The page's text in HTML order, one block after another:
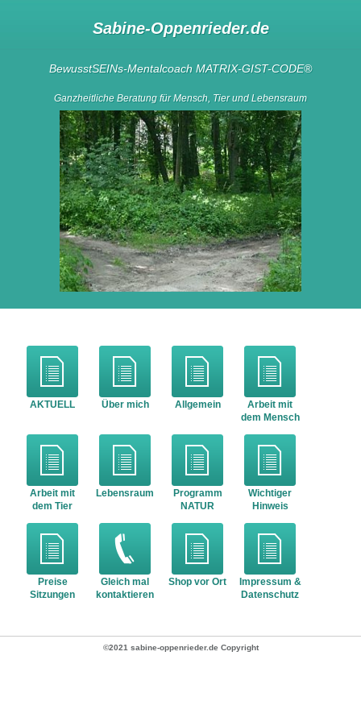
Sabine-Oppenrieder.de
BewusstSEINs-Mentalcoach MATRIX-GIST-CODE®
Ganzheitliche Beratung für Mensch, Tier und Lebensraum
AKTUELL Über mich Allgemein
Arbeit mit
dem Mensch
Arbeit mit
dem Tier
Lebensraum
Programm
NATUR
Wichtiger
Hinweis
Preise
Sitzungen
Gleich mal
kontaktieren
Shop vor Ort
Impressum &
Datenschutz
©2021 sabine-oppenrieder.de Copyright